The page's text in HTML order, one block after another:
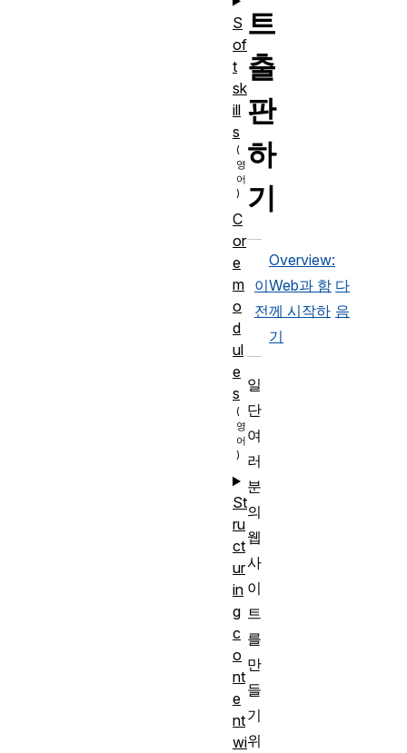
트
출
판
하
기
이
전
Overview:
Web과 함
께 시작하
기
다
음
일
단
여
러
분
의
웹
사
이
트
를
만
들
기
위
S
of
t
sk
ill
s
C
or
e
m
o
d
ul
e
s
St
ru
ct
ur
in
g
c
o
nt
e
nt
wi